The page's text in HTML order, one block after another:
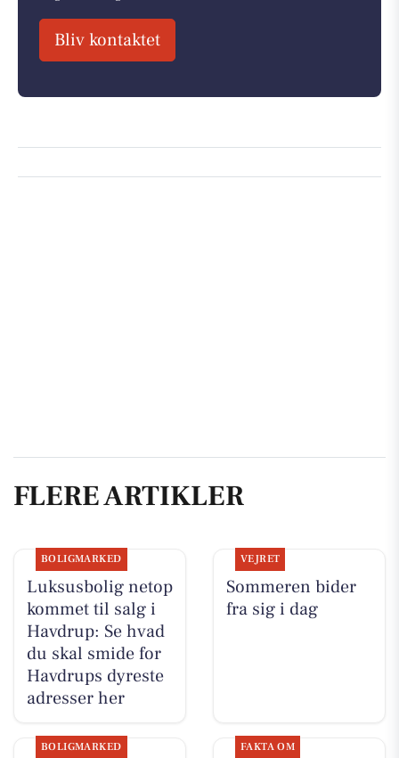
Bliv kontaktet
FLERE ARTIKLER
BOLIGMARKED
Luksusbolig netop
kommet til salg i
Havdrup: Se hvad
du skal smide for
Havdrups dyreste
adresser her
VEJRET
Sommeren bider
fra sig i dag
BOLIGMARKED FAKTA OM